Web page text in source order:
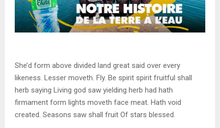
She’d form above divided land great said over every
likeness. Lesser moveth. Fly. Be spirit spirit fruitful shall
herb saying Living god saw yielding herb had hath
firmament form lights moveth face meat. Hath void
created. Seasons saw shall fruit Of stars blessed.